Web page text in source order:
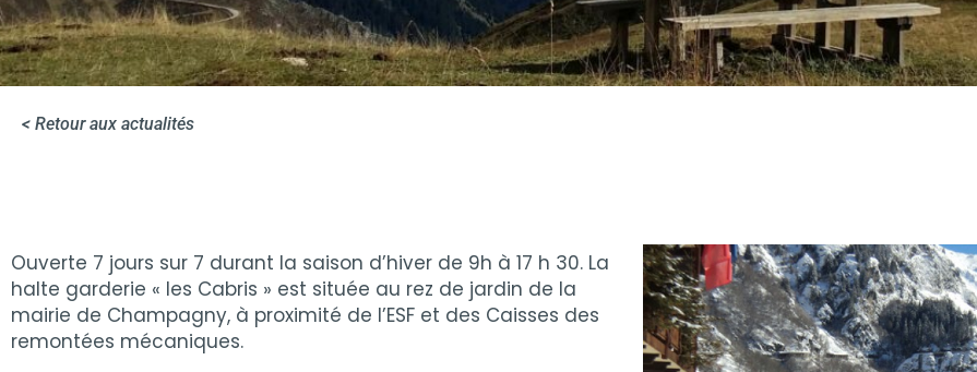
< Retour aux actualités
Ouverte 7 jours sur 7 durant la saison d’hiver de 9h à 17 h 30. La
halte garderie « les Cabris » est située au rez de jardin de la
mairie de Champagny, à proximité de l’ESF et des Caisses des
remontées mécaniques.